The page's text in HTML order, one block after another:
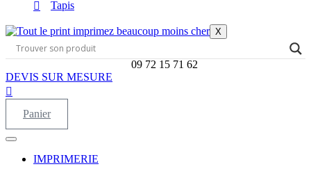
Tapis
X
09 72 15 71 62
DEVIS SUR MESURE
Panier
IMPRIMERIE